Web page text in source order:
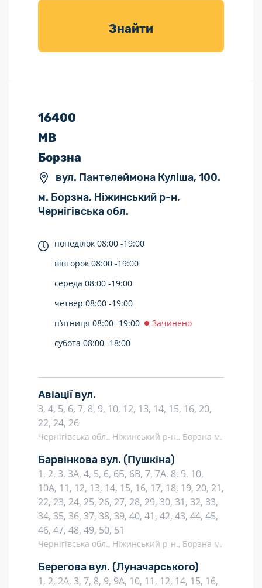
товарів для
Знайти
16400
МВ
Борзна
вул. Пантелеймона Куліша, 100.
м. Борзна, Ніжинський р-н,
Чернігівська обл.
понеділок 08:00 -19:00
вівторок 08:00 -19:00
середа 08:00 -19:00
четвер 08:00 -19:00
п’ятниця 08:00 -19:00
Зачинено
субота 08:00 -18:00
Авіації вул.
3, 4, 5, 6, 7, 8, 9, 10, 12, 13, 14, 15, 16, 20,
22, 24, 26
Чернігівська обл., Ніжинський р-н., Борзна м.
Барвінкова вул. (Пушкіна)
1, 2, 3, 3А, 4, 5, 6, 6Б, 6В, 7, 7А, 8, 9, 10,
10А, 11, 12, 13, 14, 15, 16, 17, 18, 19, 20, 21,
22, 23, 24, 25, 26, 27, 28, 29, 30, 31, 32, 33,
34, 35, 36, 37, 38, 39, 40, 41, 42, 43, 44, 45,
46, 47, 48, 49, 50, 51
Чернігівська обл., Ніжинський р-н., Борзна м.
Берегова вул. (Луначарського)
1, 2, 2А, 3, 7, 8, 9, 9А, 10, 11, 12, 14, 15, 16,